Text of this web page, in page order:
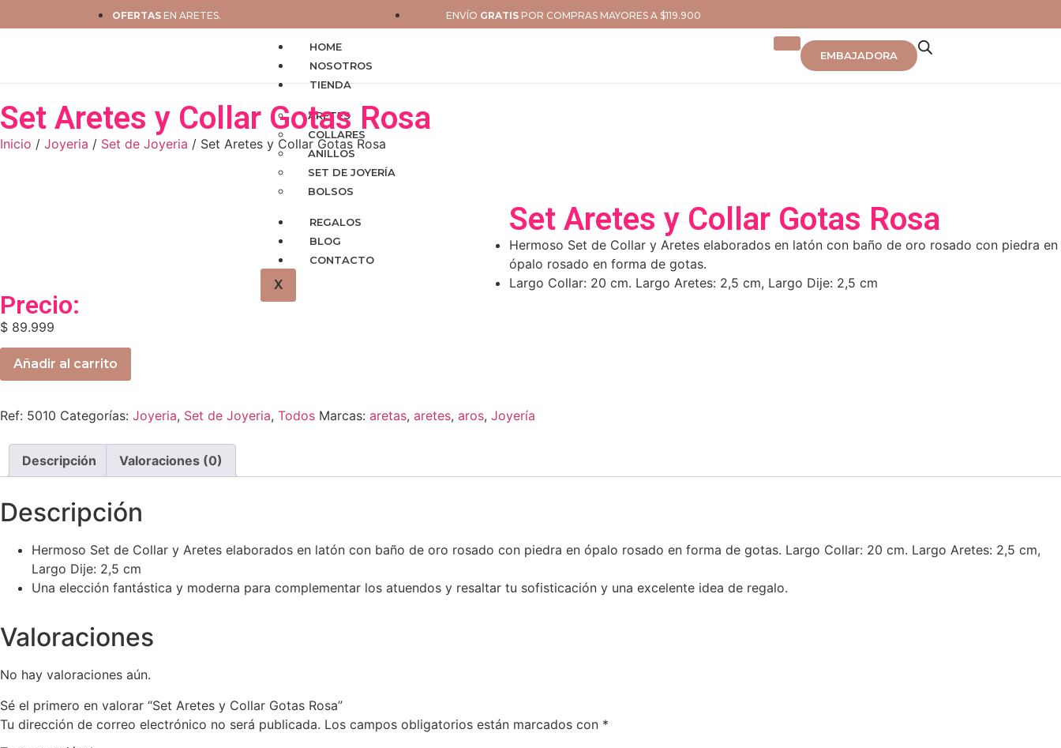
OFERTAS EN ARETES. ENVÍO GRATISPOR COMPRAS MAYORES A $119.900
HOME
NOSOTROS
TIENDA
ARETES
COLLARES
ANILLOS
SET DE JOYERÍA
BOLSOS
REGALOS
BLOG
CONTACTO
X
EMBAJADORA
Set Aretes y Collar Gotas Rosa
Inicio / Joyeria / Set de Joyeria / Set Aretes y Collar Gotas Rosa
Set Aretes y Collar Gotas Rosa
Hermoso Set de Collar y Aretes elaborados en latón con baño de oro rosado con piedra en
ópalo rosado en forma de gotas.
Largo Collar: 20 cm. Largo Aretes: 2,5 cm, Largo Dije: 2,5 cm
Precio:
$ 89.999
Añadir al carrito
Ref: 5010 Categorías: Joyeria, Set de Joyeria, Todos Marcas: aretas, aretes, aros, Joyería
Descripción Valoraciones (0)
Descripción
Hermoso Set de Collar y Aretes elaborados en latón con baño de oro rosado con piedra en ópalo rosado en forma de gotas. Largo Collar: 20 cm. Largo Aretes: 2,5 cm,
Largo Dije: 2,5 cm
Una elección fantástica y moderna para complementar los atuendos y resaltar tu sofisticación y una excelente idea de regalo.
Valoraciones
No hay valoraciones aún.
Sé el primero en valorar “Set Aretes y Collar Gotas Rosa”
Tu dirección de correo electrónico no será publicada. Los campos obligatorios están marcados con *